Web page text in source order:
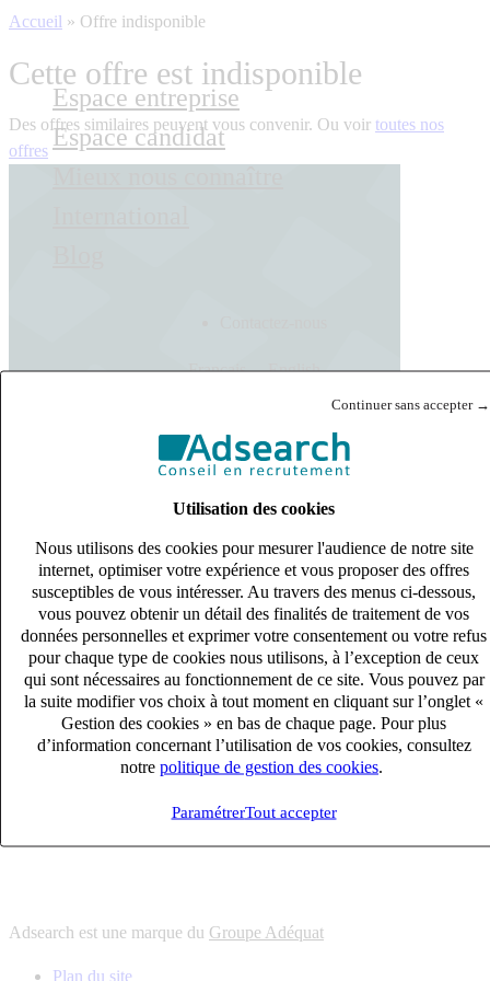
Continuer sans accepter →
Utilisation des cookies
Nous utilisons des cookies pour mesurer l'audience de notre site
internet, optimiser votre expérience et vous proposer des offres
susceptibles de vous intéresser. Au travers des menus ci-dessous,
vous pouvez obtenir un détail des finalités de traitement de vos
données personnelles et exprimer votre consentement ou votre refus
pour chaque type de cookies nous utilisons, à l’exception de ceux
qui sont nécessaires au fonctionnement de ce site. Vous pouvez par
la suite modifier vos choix à tout moment en cliquant sur l’onglet «
Gestion des cookies » en bas de chaque page. Pour plus
d’information concernant l’utilisation de vos cookies, consultez
notre politique de gestion des cookies
ParamétrerTout accepter
Espace entreprise
Espace candidat
Français English
Accueil » Offre indisponible
Cette offre est indisponible
Des offres similaires peuvent vous convenir. Ou voir toutes nos
offres
s'adapter à vos besoin en recrutement
10 univers
connaître votre secteur et ses enjeux
12 bureaux en France
proximité avec nos clients et nos talents
6 solutions
s'adapter à vos besoin en recrutement
10 univers
connaître votre secteur et ses enjeux
proximité avec nos clients et nos talents
Adsearch est une marque du Groupe Adéquat
Plan du site